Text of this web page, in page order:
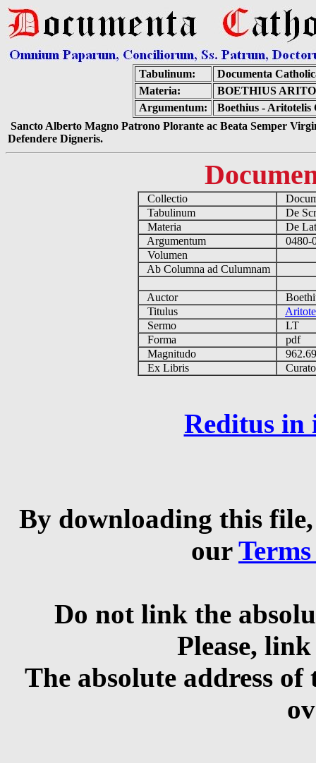
Tabulinum:
Documenta
Materia:
BOETHIUS
Argumentum:
Boethius - Aritotelis
Sancto Alberto Magno Patrono Plorante ac Beata Semper
Defendere Digneris.
Collectio
Tabulinum
De
Materia
De
Argumentum
0480-
Volumen
Ab Columna ad Culumnam
Auctor
Titulus
Sermo
LT
Forma
pdf
Magnitudo
Ex Libris
Reditus in
By downloading this
our
Do not link the
Please,
The absolute address